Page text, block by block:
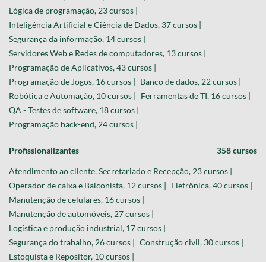
Lógica de programação, 23 cursos |
Inteligência Artificial e Ciência de Dados, 37 cursos |
Segurança da informação, 14 cursos |
Servidores Web e Redes de computadores, 13 cursos |
Programação de Aplicativos, 43 cursos |
Programação de Jogos, 16 cursos | Banco de dados, 22 cursos |
Robótica e Automação, 10 cursos | Ferramentas de TI, 16 cursos |
QA - Testes de software, 18 cursos |
Programação back-end, 24 cursos |
Profissionalizantes 358 cursos
Atendimento ao cliente, Secretariado e Recepção, 23 cursos |
Operador de caixa e Balconista, 12 cursos | Eletrônica, 40 cursos |
Manutenção de celulares, 16 cursos |
Manutenção de automóveis, 27 cursos |
Logística e produção industrial, 17 cursos |
Segurança do trabalho, 26 cursos | Construção civil, 30 cursos |
Estoquista e Repositor, 10 cursos |